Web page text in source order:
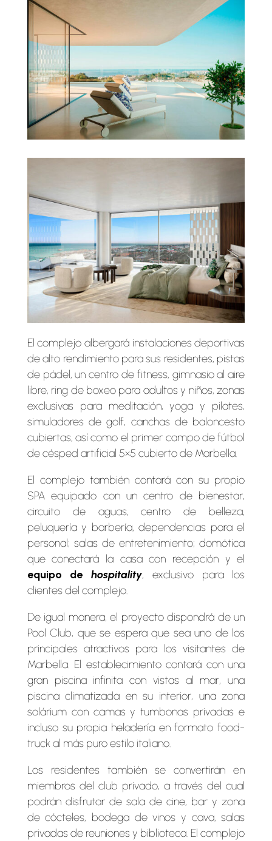
El complejo albergará instalaciones deportivas
de alto rendimiento para sus residentes, pistas
de pádel, un centro de fitness, gimnasio al aire
libre, ring de boxeo para adultos y niños, zonas
exclusivas para meditación, yoga y pilates,
simuladores de golf, canchas de baloncesto
cubiertas, así como el primer campo de fútbol
de césped artificial 5×5 cubierto de Marbella.
El complejo también contará con su propio
SPA equipado con un centro de bienestar,
circuito de aguas, centro de belleza,
peluquería y barbería,dependencias para el
personal; salas de entretenimiento; domótica
que conectará la casa con recepción y el
equipo dehospitality, exclusivo para los
clientes del complejo.
De igual manera, el proyecto dispondrá de un
Pool Club, que se espera que sea uno de los
principales atractivos para los visitantes de
Marbella. El establecimiento contará con una
gran piscina infinita con vistas al mar, una
piscina climatizada en su interior, una zona
solárium con camas y tumbonas privadas e
incluso su propia heladería en formato food-
truck al más puro estilo italiano.
Los residentes también se convertirán en
miembros del club privado, a través del cual
podrán disfrutar de sala de cine, bar y zona
de cócteles, bodega de vinos y cava, salas
privadas de reuniones y biblioteca. El complejo